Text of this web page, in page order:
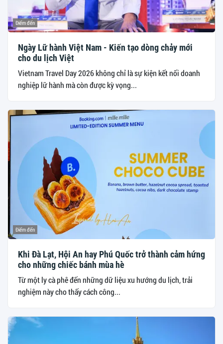
Điểm đến
Ngày Lữ hành Việt Nam - Kiến tạo dòng chảy mới
cho du lịch Việt
Vietnam Travel Day 2026 không chỉ là sự kiện kết nối doanh
nghiệp lữ hành mà còn được kỳ vọng...
Điểm đến
Khi Đà Lạt, Hội An hay Phú Quốc trở thành cảm hứng
cho những chiếc bánh mùa hè
Từ một ly cà phê đến những dữ liệu xu hướng du lịch, trải
nghiệm này cho thấy cách công...